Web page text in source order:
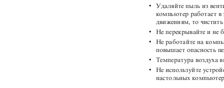
v
Удаляйте пыль из
компьютер работает
движениям, то
v Не перекрывайте и не
v
Не работайте на
повышает опасность
v Температура воздуха
v Не используйте
настольных